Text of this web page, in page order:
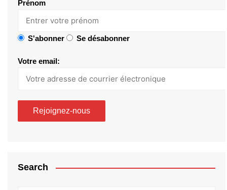
Prénom
S'abonner Se désabonner
Votre email:
Search